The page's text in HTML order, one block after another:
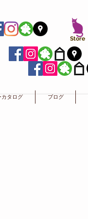
​Store
カタログ ブログ